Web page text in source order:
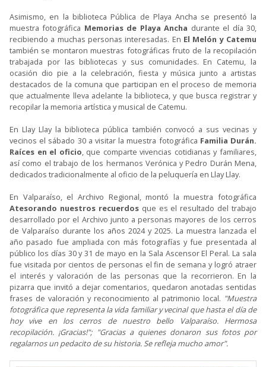
Asimismo, en la biblioteca Pública de Playa Ancha se presentó la
muestra fotográfica Memorias de Playa Ancha durante el día 30,
recibiendo a muchas personas interesadas. En El Melón y Catemu
también se montaron muestras fotográficas fruto de la recopilación
trabajada por las bibliotecas y sus comunidades. En Catemu, la
ocasión dio pie a la celebración, fiesta y música junto a artistas
destacados de la comuna que participan en el proceso de memoria
que actualmente lleva adelante la biblioteca, y que busca registrar y
recopilar la memoria artística y musical de Catemu.
En Llay Llay la biblioteca pública también convocó a sus vecinas y
vecinos el sábado 30 a visitar la muestra fotográfica Familia Durán.
Raíces en el oficio, que comparte vivencias cotidianas y familiares,
así como el trabajo de los hermanos Verónica y Pedro Durán Mena,
dedicados tradicionalmente al oficio de la peluquería en Llay Llay.
En Valparaíso, el Archivo Regional, montó la muestra fotográfica
Atesorando nuestros recuerdosque es el resultado del trabajo
desarrollado por el Archivo junto a personas mayores de los cerros
de Valparaíso durante los años 2024 y 2025. La muestra lanzada el
año pasado fue ampliada con más fotografías y fue presentada al
público los días 30 y 31 de mayo en la Sala Ascensor El Peral. La sala
fue visitada por cientos de personas el fin de semana y logró atraer
el interés y valoración de las personas que la recorrieron. En la
pizarra que invitó a dejar comentarios, quedaron anotadas sentidas
frases de valoración y reconocimiento al patrimonio local. "Muestra
fotográfica que representa la vida familiar y vecinal que hasta el día de
hoy vive en los cerros de nuestro bello Valparaíso. Hermosa
recopilación. ¡Gracias!"; "Gracias a quienes donaron sus fotos por
regalarnos un pedacito de su historia. Se refleja mucho amor".